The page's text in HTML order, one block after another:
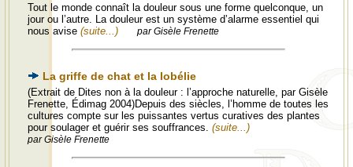
Tout le monde connaît la douleur sous une forme quelconque, un
jour ou l’autre. La douleur est un système d’alarme essentiel qui
nous avise (suite...) par Gisèle Frenette
La griffe de chat et la lobélie
(Extrait de Dites non à la douleur : l’approche naturelle, par Gisèle
Frenette, Édimag 2004)Depuis des siècles, l’homme de toutes les
cultures compte sur les puissantes vertus curatives des plantes
pour soulager et guérir ses souffrances. (suite...)
par Gisèle Frenette